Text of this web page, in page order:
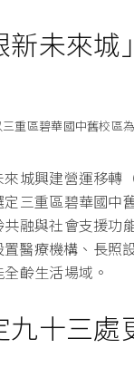
新未來城
三重區碧華國中舊校
城興建營運移轉
三重區碧華國中
融與社會支援功
醫療機構、長照
齡生活場域。
九十三處